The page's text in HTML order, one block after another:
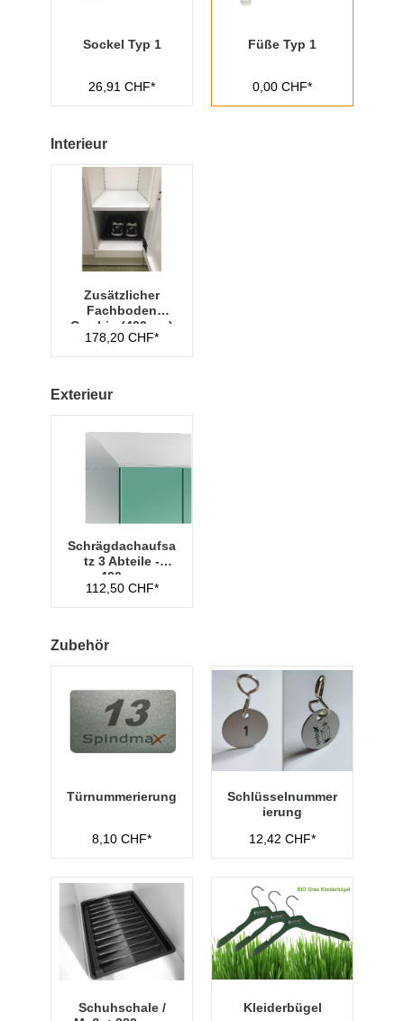
Sockel Typ 1
26,91 CHF*
Füße Typ 1
0,00 CHF*
Interieur
Zusätzlicher
Fachboden
Cambio (400mm)
178,20 CHF*
Exterieur
Schrägdachaufsa
tz 3 Abteile -
400mm
112,50 CHF*
Zubehör
Türnummerierung
8,10 CHF*
Schlüsselnummer
ierung
12,42 CHF*
Schuhschale /
Kleiderbügel